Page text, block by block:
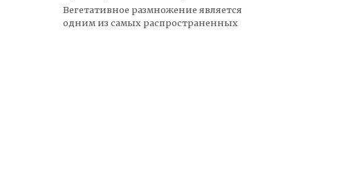
Вегетативное размножение является
одним из самых распространенных